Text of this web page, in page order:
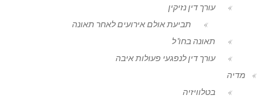
עורך דין נזיקין
תביעת אולם אירועים לאחר תאונה
תאונה בחו"ל
עורך דין לנפגעי פעולות איבה
מדיה
בטלוויזיה